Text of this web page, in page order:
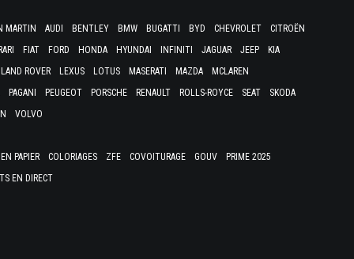
MARTIN AUDI BENTLEY BMW BUGATTI BYD CHEVROLET
CITROËN
FIAT FORD HONDA HYUNDAI INFINITI JAGUAR JEEP
KIA
LAND ROVER LEXUS LOTUS MASERATI MAZDA
MCLAREN
PAGANI PEUGEOT PORSCHE RENAULT ROLLS-ROYCE SEAT
SKODA
VOLVO
PAPIER COLORIAGES ZFE COVOITURAGE GOUV
PRIME 2025
EN DIRECT